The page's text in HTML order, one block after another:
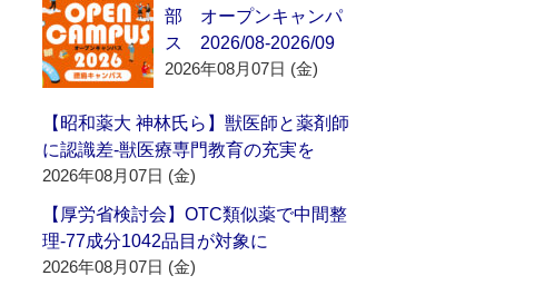
部 オープンキャンパ
ス 2026/08-2026/09
2026年08月07日 (金)
【昭和薬大 神林氏ら】獣医師と薬剤師
に認識差‐獣医療専門教育の充実を
2026年08月07日 (金)
【厚労省検討会】OTC類似薬で中間整
理‐77成分1042品目が対象に
2026年08月07日 (金)